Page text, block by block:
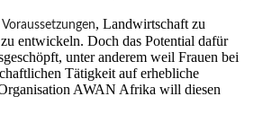
, Landwirtschaft zu
entwickeln. Doch das Potential dafür
unter anderem weil Frauen bei
Tätigkeit auf erhebliche
AWAN Afrika will diesen